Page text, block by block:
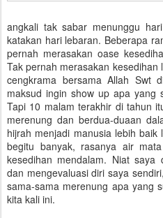
angkali tak sabar menunggu
katakan hari lebaran. Beberapa
pernah merasakan oase
Tak pernah merasakan
cengkrama bersama Allah Swt
maksud ingin show up apa yang
Tapi 10 malam terakhir di tahun
merenung dan berdua-duaan
hijrah menjadi manusia lebih
begitu banyak, rasanya air
kesedihan mendalam. Niat
dan mengevaluasi diri saya
sama-sama merenung apa yang
kita kali ini.